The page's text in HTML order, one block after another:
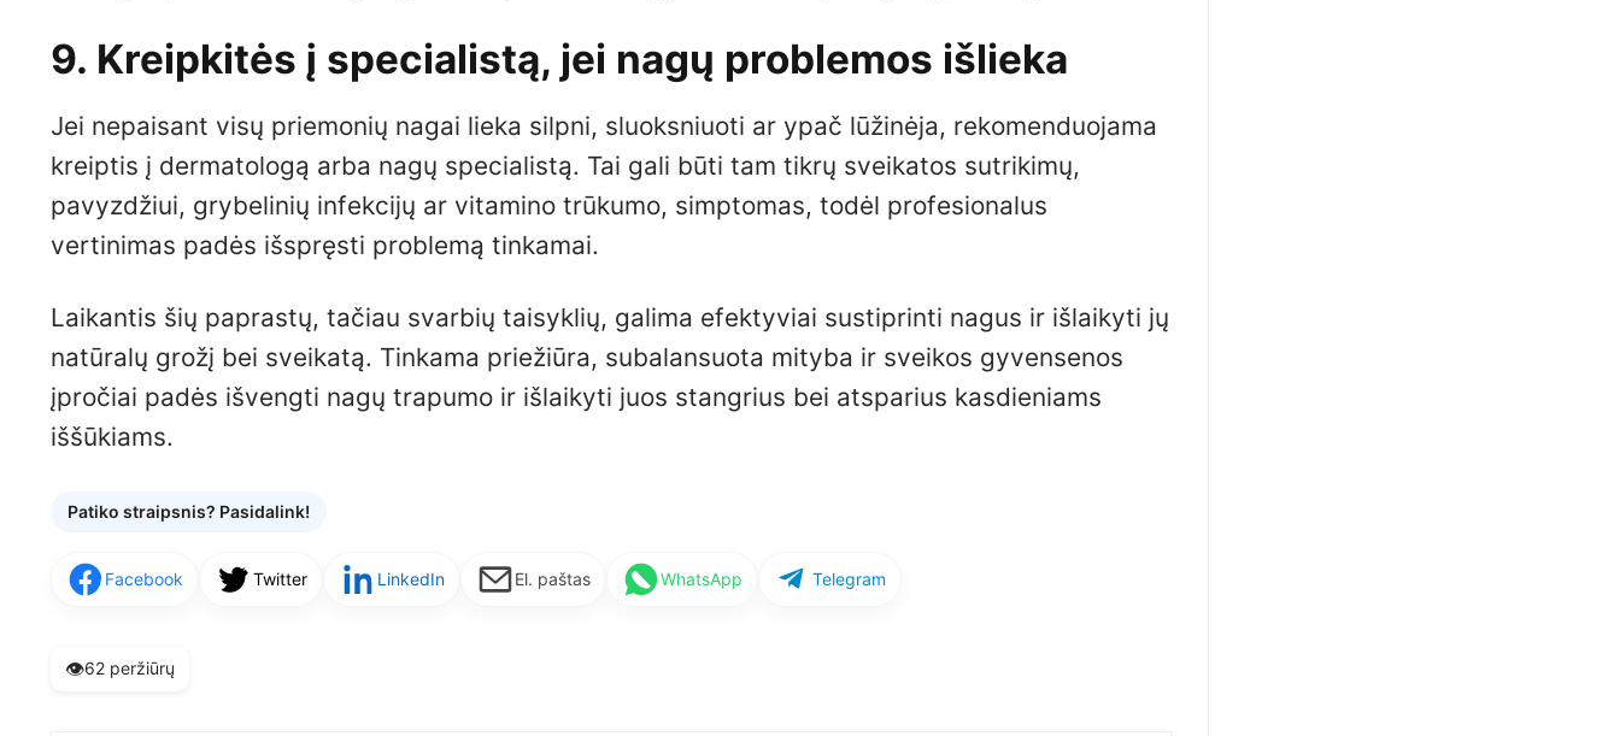
9. Kreipkitės į specialistą, jei nagų problemos išlieka
Jei nepaisant visų priemonių nagai lieka silpni, sluoksniuoti ar ypač lūžinėja, rekomenduojama
kreiptis į dermatologą arba nagų specialistą. Tai gali būti tam tikrų sveikatos sutrikimų,
pavyzdžiui, grybelinių infekcijų ar vitamino trūkumo, simptomas, todėl profesionalus
vertinimas padės išspręsti problemą tinkamai.
Laikantis šių paprastų, tačiau svarbių taisyklių, galima efektyviai sustiprinti nagus ir išlaikyti jų
natūralų grožį bei sveikatą. Tinkama priežiūra, subalansuota mityba ir sveikos gyvensenos
įpročiai padės išvengti nagų trapumo ir išlaikyti juos stangrius bei atsparius kasdieniams
iššūkiams.
Patiko straipsnis? Pasidalink!
Facebook Twitter LinkedIn El. paštas WhatsApp Telegram
👁️62 peržiūrų